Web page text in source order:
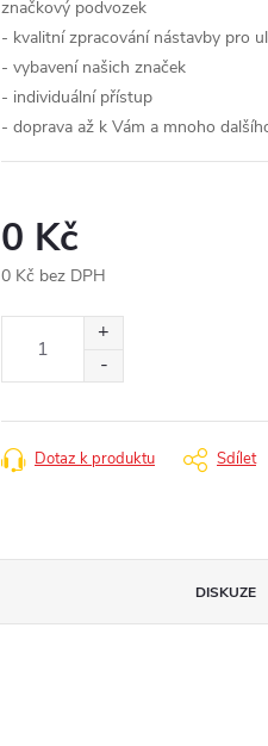
značkový podvozek
- kvalitní zpracování nástavby pro
- vybavení našich značek
- individuální přístup
- doprava až k Vám a mnoho
0 Kč
0 Kč bez DPH
Dotaz k produktu Sdílet
DISKUZE